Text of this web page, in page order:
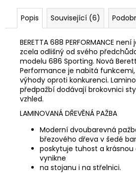
Popis Související (6)
BERETTA 688 PERFORMANCE
zcela odlišný od svého
modelu 686 Sporting. Nová
Performance je nabitá
výhody oproti konkurenci.
předpažbí dodávají brokovnici
vzhled.
LAMINOVANÁ DŘEVĚNÁ PAŽBA
Moderní dvoubarevná
březového dřeva v šedé
poskytuje tuhost a krásnou
vynikne
na stojanu i na střelnici.